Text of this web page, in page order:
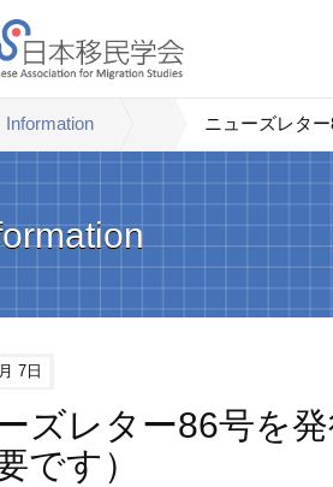
Information ニューズレタ
7日
ズレター86号を
です）